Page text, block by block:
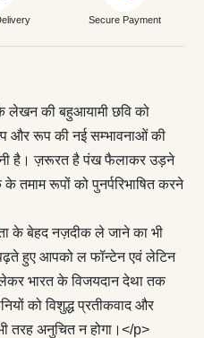
Secure Payment
लेखन की बहुआयामी छवि को
और रूप की नई सम्भावनाओं की
है। ज़रूरत है पंख फैलाकर उड़ने
तमाम रूपों को पुनर्परिभाषित करने
के बेहद नज़दीक ले जाने का भी
हुए आपको ल फॉन्टेन एवं लेटिन
भारत के विजयदान देथा तक
को विशुद्ध प्रतीकवाद और
तरह अनुचित न होगा।</p>